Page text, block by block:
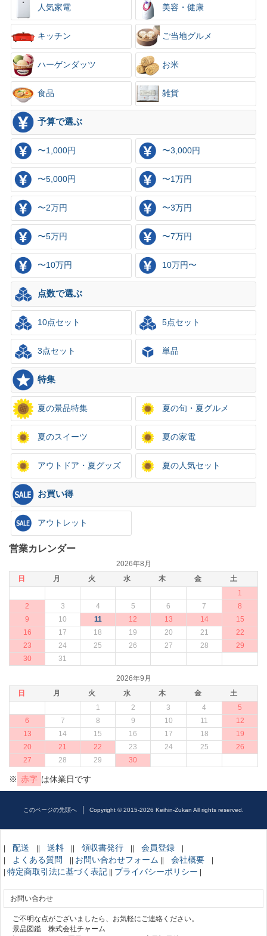
人気家電 美容・健康
キッチン ご当地グルメ
ハーゲンダッツ お米
食品 雑貨
予算で選ぶ
〜1,000円 〜3,000円
〜5,000円 〜1万円
〜2万円 〜3万円
〜5万円 〜7万円
〜10万円 10万円〜
点数で選ぶ
10点セット 5点セット
3点セット 単品
特集
夏の景品特集 夏の旬・夏グルメ
夏のスイーツ 夏の家電
アウトドア・夏グッズ 夏の人気セット
お買い得
アウトレット
営業カレンダー
2026年8月
日
月 火 水 木 金
土
1
2
3 4 5 6 7
8
9
10 11 12 13 14
15
16
17 18 19 20 21
22
23
24 25 26 27 28
29
30
31
2026年9月
日
月 火 水 木 金
土
1
2 3 4
5
6
7 8 9 10 11
12
13
14 15 16 17 18
19
20
21 22 23 24 25
26
27
28 29 30
※ 赤字 は休業日です
このページの先頭へ Copyright © 2015-2026 Keihin-Zukan All rights reserved.
配送 送料 領収書発行 会員登録
よくある質問 お問い合わせフォーム 会社概要
特定商取引法に基づく表記 プライバシーポリシー
お問い合わせ
ご不明な点がございましたら、お気軽にご連絡ください。
景品図鑑 株式会社チャーム